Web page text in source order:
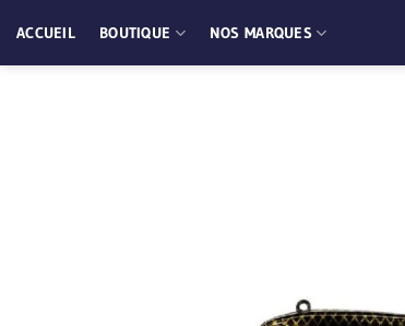
au
contenu
ACCUEIL BOUTIQUE NOS MARQUES